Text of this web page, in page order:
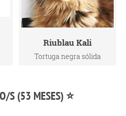
Riublau Kali
Tortuga negra sólida
S (53 MESES) ⭐